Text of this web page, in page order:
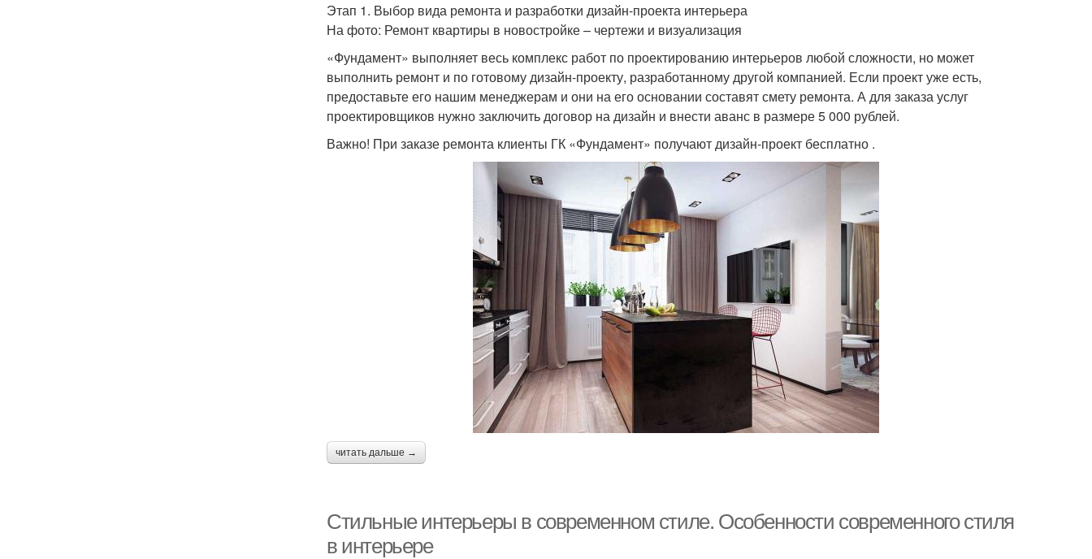
Этап 1. Выбор вида ремонта и разработки дизайн-проекта интерьера
На фото: Ремонт квартиры в новостройке – чертежи и визуализация
«Фундамент» выполняет весь комплекс работ по проектированию интерьеров любой сложности, но может
выполнить ремонт и по готовому дизайн-проекту, разработанному другой компанией. Если проект уже есть,
предоставьте его нашим менеджерам и они на его основании составят смету ремонта. А для заказа услуг
проектировщиков нужно заключить договор на дизайн и внести аванс в размере 5 000 рублей.
Важно! При заказе ремонта клиенты ГК «Фундамент» получают дизайн-проект бесплатно .
читать дальше →
Стильные интерьеры в современном стиле. Особенности современного стиля
в интерьере